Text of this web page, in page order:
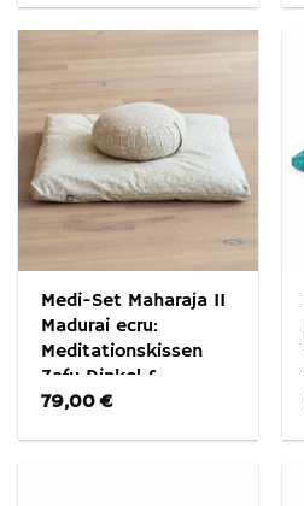
Medi-Set Maharaja II
Madurai ecru:
Meditationskissen
Zafu Dinkel &
Meditationsmatte
79,00€